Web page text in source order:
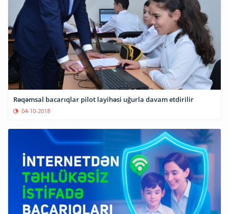
Rəqəmsal bacarıqlar pilot layihəsi uğurla davam etdirilir
04-10-2018